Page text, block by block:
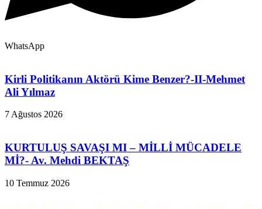
WhatsApp
Kirli Politikanın Aktörü Kime Benzer?-II-Mehmet
Ali Yılmaz
7 Ağustos 2026
KURTULUŞ SAVAŞI MI – MİLLİ MÜCADELE
Mİ?- Av. Mehdi BEKTAŞ
10 Temmuz 2026